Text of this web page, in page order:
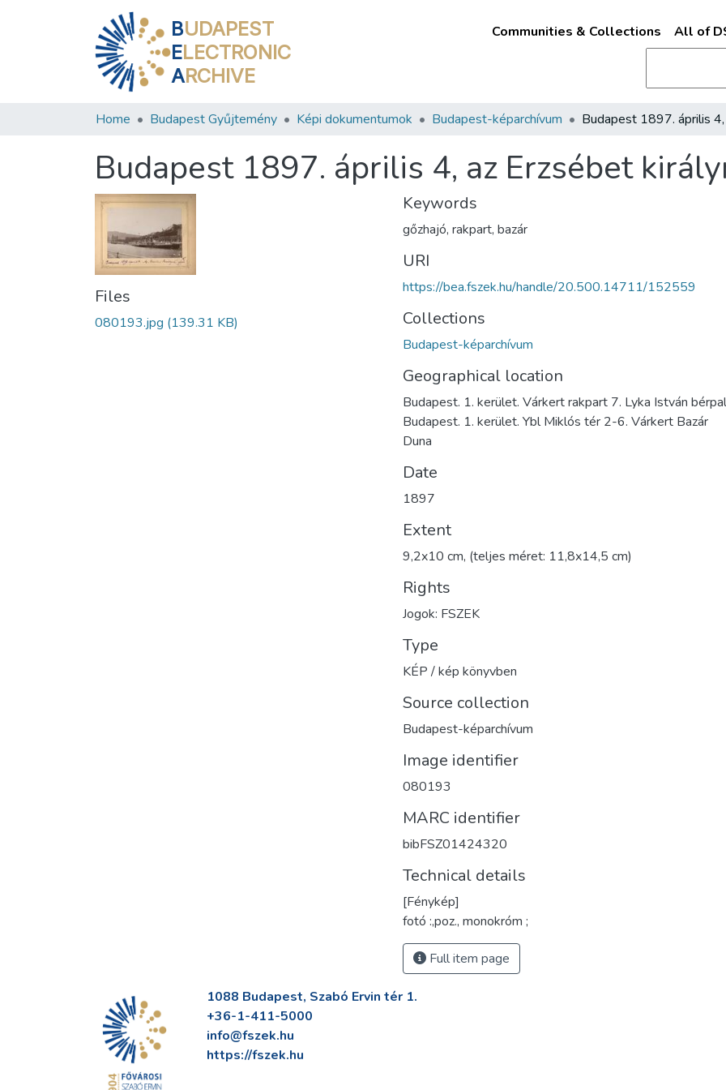
BUDAPEST
ELECTRONIC
ARCHIVE
Communities & Collections All of
Home Budapest Gyűjtemény Képi dokumentumok Budapest-képarchívum
Budapest 1897. április 4, az Erzsébet
Files
080193.jpg (139.31 KB)
Keywords
gőzhajó, rakpart, bazár
URI
https://bea.fszek.hu/handle/20.500.14711/152559
Collections
Budapest-képarchívum
Geographical location
Budapest. 1. kerület. Várkert rakpart 7. Lyka István
Budapest. 1. kerület. Ybl Miklós tér 2-6. Várkert Bazár
Duna
Date
1897
Extent
9,2x10 cm, (teljes méret: 11,8x14,5 cm)
Rights
Jogok: FSZEK
Type
KÉP / kép könyvben
Source collection
Budapest-képarchívum
Image identifier
080193
MARC identifier
bibFSZ01424320
Technical details
[Fénykép]
fotó :,poz., monokróm ;
Full item page
1088 Budapest, Szabó Ervin tér 1.
+36-1-411-5000
info@fszek.hu
https://fszek.hu